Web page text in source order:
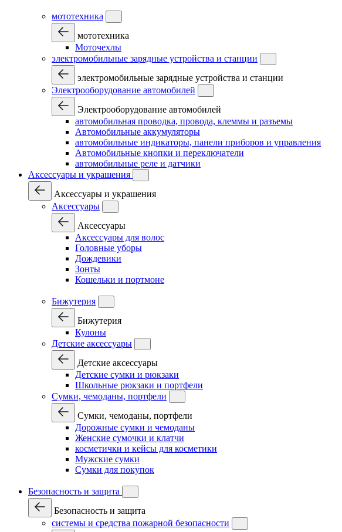
мототехника
мототехника
Моточехлы
электромобильные зарядные устройства и станции
электромобильные зарядные устройства и станции
Электрооборудование автомобилей
Электрооборудование автомобилей
автомобильная проводка, провода, клеммы и разъемы
Автомобильные аккумуляторы
автомобильные индикаторы, панели приборов и управления
Автомобильные кнопки и переключатели
автомобильные реле и датчики
Аксессуары и украшения
Аксессуары и украшения
Аксессуары
Аксессуары
Аксессуары для волос
Головные уборы
Дождевики
Зонты
Кошельки и портмоне
Бижутерия
Бижутерия
Кулоны
Детские аксессуары
Детские аксессуары
Детские сумки и рюкзаки
Школьные рюкзаки и портфели
Сумки, чемоданы, портфели
Сумки, чемоданы, портфели
Дорожные сумки и чемоданы
Женские сумочки и клатчи
косметички и кейсы для косметики
Мужские сумки
Сумки для покупок
Безопасность и защита
Безопасность и защита
системы и средства пожарной безопасности